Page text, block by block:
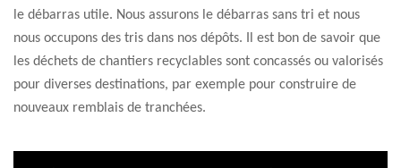
le débarras utile. Nous assurons le débarras sans tri et nous
nous occupons des tris dans nos dépôts. Il est bon de savoir que
les déchets de chantiers recyclables sont concassés ou valorisés
pour diverses destinations, par exemple pour construire de
nouveaux remblais de tranchées.